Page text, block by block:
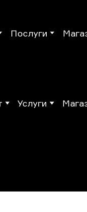
Послуги
Услуги